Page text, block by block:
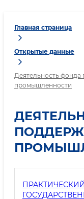
Главная страница
Открытые данные
Деятельность фонда
промышленности